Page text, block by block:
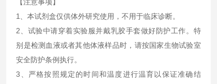
【注意事项】
1、本试剂盒仅供体外研究使用，不用于临床诊断。
2、试验中请穿着实验服并戴乳胶手套做好防护工作。特
别是检测血液或者其他体液样品时，请按国家生物试验室
安全防护条例执行。
3、严格按照规定的时间和温度进行温育以保证准确结